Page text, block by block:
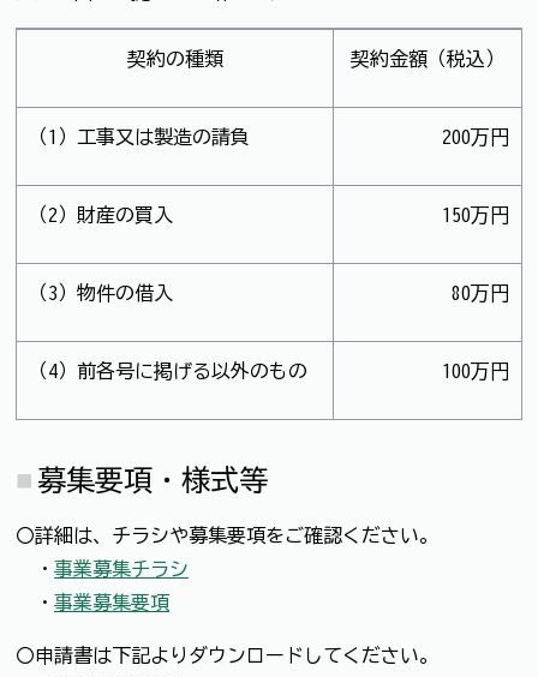
契約の種類 契約金額（税込）
（1）工事又は製造の請負 200万円
（2）財産の買入 150万円
（3）物件の借入 80万円
（4）前各号に掲げる以外のもの 100万円
募集要項・様式等
〇詳細は、チラシや募集要項をご確認ください。
・ 事業募集チラシ
・ 事業募集要項
〇申請書は下記よりダウンロードしてください。